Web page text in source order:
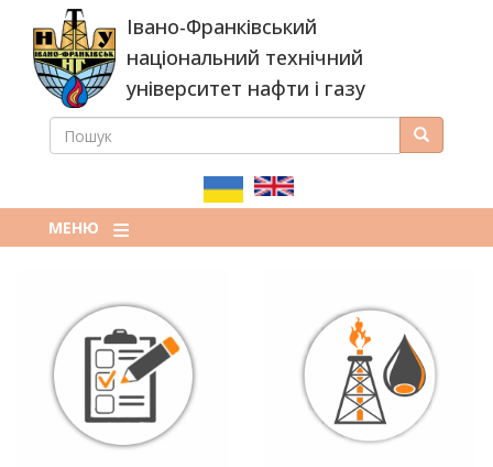
основного
вмісту
Івано-Франківський
національний технічний
університет нафти і газу
ПОШУКОВА
ПОШУК Пошук
МЕНЮ